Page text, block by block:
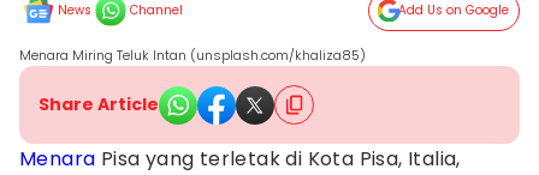
News Channel Add Us on Google
Menara Miring Teluk Intan (unsplash.com/khaliza85)
Share Article
Menara Pisa yang terletak di Kota Pisa, Italia,